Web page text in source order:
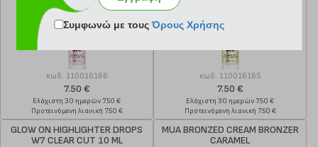
κωδ. 110016166
7.50 €
Ελάχιστη 30 ημερών 7.50 €
Προτεινόμενη λιανική 7.50 €
κωδ. 110016165
7.50 €
Ελάχιστη 30 ημερών 7.50 €
Προτεινόμενη λιανική 7.50 €
GLOW ON HIGHLIGHTER DROPS
W7 CLEAR CUT 10 ML
MUA BRONZED CREAM BRONZER
CARAMEL
Συμφωνώ με τουςΌρους Χρήσης